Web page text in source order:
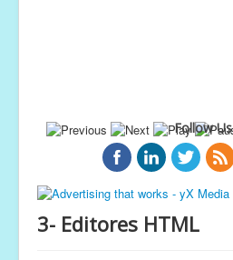
Follow Us
3- Editores HTML